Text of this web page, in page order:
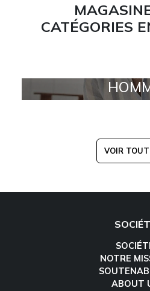
CATÉGORIES
VOIR TOUT
NOTRE
ABOUT